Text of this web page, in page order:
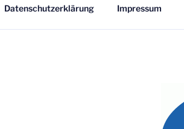
Datenschutzerklärung Impressum